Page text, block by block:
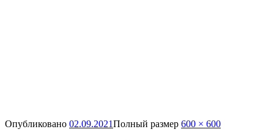
Опубликовано 02.09.2021Полный размер 600 × 600